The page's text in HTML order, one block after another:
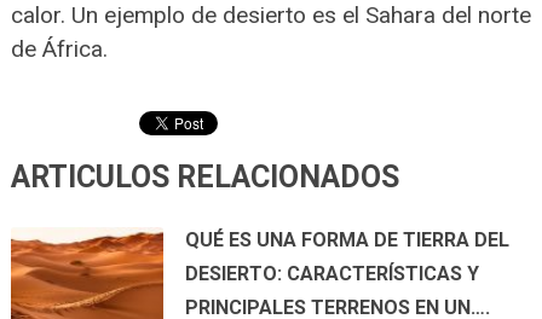
calor. Un ejemplo de desierto es el Sahara del norte
de África.
ARTICULOS RELACIONADOS
QUÉ ES UNA FORMA DE TIERRA DEL
DESIERTO: CARACTERÍSTICAS Y
PRINCIPALES TERRENOS EN UN….